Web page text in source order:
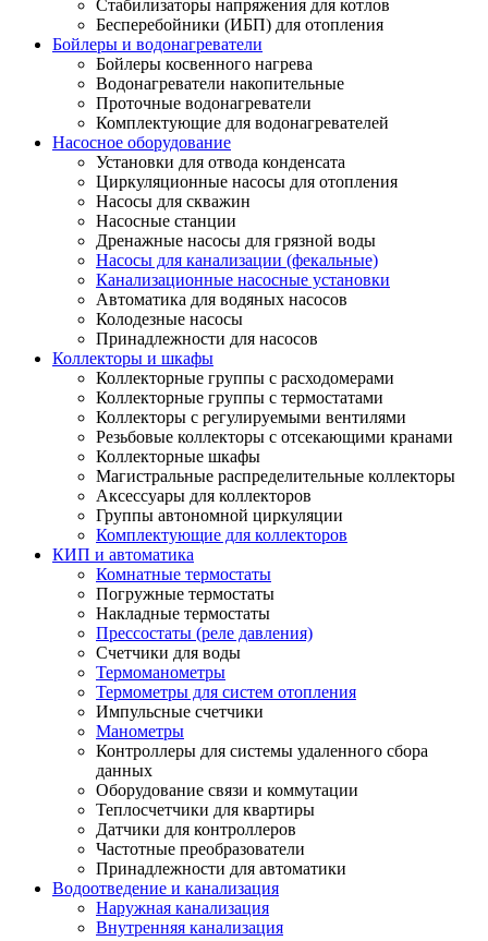
Стабилизаторы напряжения для котлов
Бесперебойники (ИБП) для отопления
Бойлеры и водонагреватели
Бойлеры косвенного нагрева
Водонагреватели накопительные
Проточные водонагреватели
Комплектующие для водонагревателей
Насосное оборудование
Установки для отвода конденсата
Циркуляционные насосы для отопления
Насосы для скважин
Насосные станции
Дренажные насосы для грязной воды
Насосы для канализации (фекальные)
Канализационные насосные установки
Автоматика для водяных насосов
Колодезные насосы
Принадлежности для насосов
Коллекторы и шкафы
Коллекторные группы с расходомерами
Коллекторные группы с термостатами
Коллекторы с регулируемыми вентилями
Резьбовые коллекторы с отсекающими кранами
Коллекторные шкафы
Магистральные распределительные коллекторы
Аксессуары для коллекторов
Группы автономной циркуляции
Комплектующие для коллекторов
КИП и автоматика
Комнатные термостаты
Погружные термостаты
Накладные термостаты
Прессостаты (реле давления)
Счетчики для воды
Термоманометры
Термометры для систем отопления
Импульсные счетчики
Манометры
Контроллеры для системы удаленного сбора
данных
Оборудование связи и коммутации
Теплосчетчики для квартиры
Датчики для контроллеров
Частотные преобразователи
Принадлежности для автоматики
Водоотведение и канализация
Наружная канализация
Внутренняя канализация